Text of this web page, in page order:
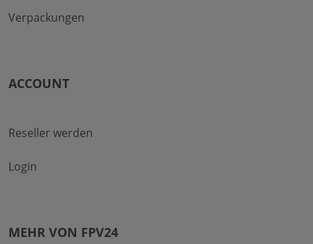
Verpackungen
ACCOUNT
Reseller werden
Login
MEHR VON FPV24